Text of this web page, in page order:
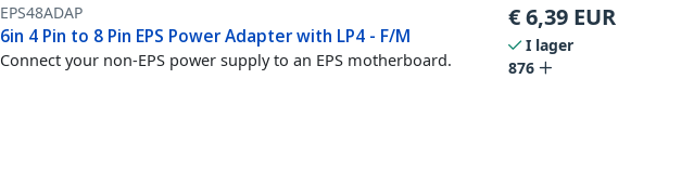
EPS48ADAP
6in 4 Pin to 8 Pin EPS Power Adapter with LP4 - F/M
Connect your non-EPS power supply to an EPS motherboard.
€6,39 EUR
I lager
876